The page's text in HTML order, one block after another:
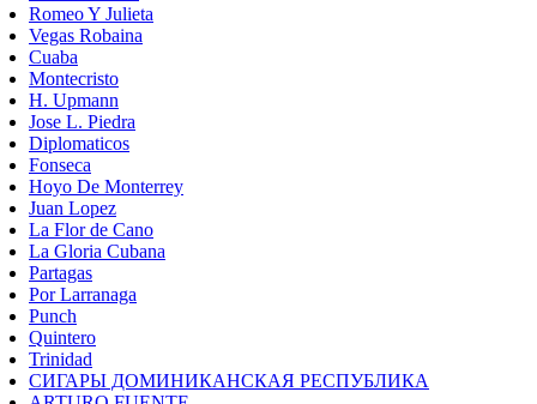
Romeo Y Julieta
Vegas Robaina
Cuaba
Montecristo
H. Upmann
Jose L. Piedra
Diplomaticos
Fonseca
Hoyo De Monterrey
Juan Lopez
La Flor de Cano
La Gloria Cubana
Partagas
Por Larranaga
Punch
Quintero
Trinidad
СИГАРЫ ДОМИНИКАНСКАЯ РЕСПУБЛИКА